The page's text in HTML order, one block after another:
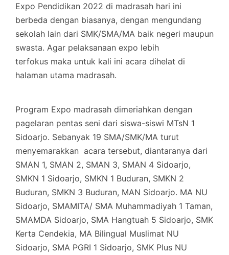
Expo Pendidikan 2022 di madrasah hari ini
berbeda dengan biasanya, dengan mengundang
sekolah lain dari SMK/SMA/MA baik negeri maupun
swasta. Agar pelaksanaan expo lebih
terfokus maka untuk kali ini acara dihelat di
halaman utama madrasah.
Program Expo madrasah dimeriahkan dengan
pagelaran pentas seni dari siswa-siswi MTsN 1
Sidoarjo. Sebanyak 19 SMA/SMK/MA turut
menyemarakkan acara tersebut, diantaranya dari
SMAN 1, SMAN 2, SMAN 3, SMAN 4 Sidoarjo,
SMKN 1 Sidoarjo, SMKN 1 Buduran, SMKN 2
Buduran, SMKN 3 Buduran, MAN Sidoarjo. MA NU
Sidoarjo, SMAMITA/ SMA Muhammadiyah 1 Taman,
SMAMDA Sidoarjo, SMA Hangtuah 5 Sidoarjo, SMK
Kerta Cendekia, MA Bilingual Muslimat NU
Sidoarjo, SMA PGRI 1 Sidoarjo, SMK Plus NU